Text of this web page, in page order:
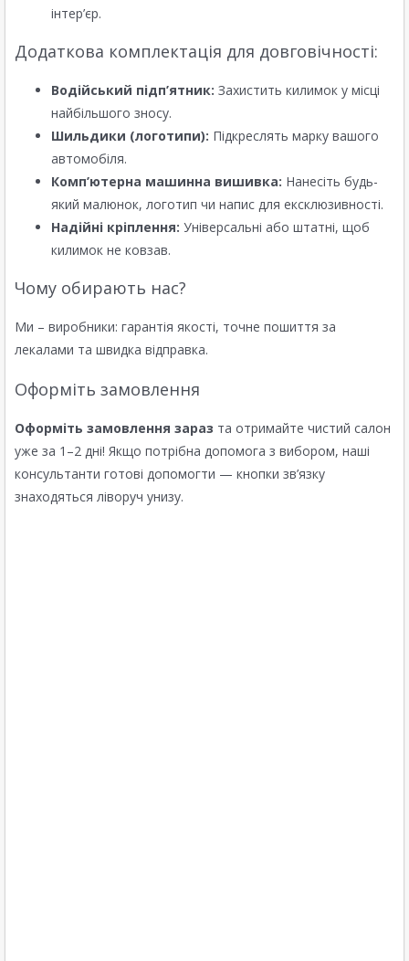
інтер’єр.
Додаткова комплектація для довговічності:
Водійський підп’ятник: Захистить килимок у місці
найбільшого зносу.
Шильдики (логотипи): Підкреслять марку вашого
автомобіля.
Комп’ютерна машинна вишивка: Нанесіть будь-
який малюнок, логотип чи напис для ексклюзивності.
Надійні кріплення: Універсальні або штатні, щоб
килимок не ковзав.
Чому обирають нас?
Ми – виробники: гарантія якості, точне пошиття за
лекалами та швидка відправка.
Оформіть замовлення
Оформіть замовлення зараз та отримайте чистий салон
уже за 1–2 дні! Якщо потрібна допомога з вибором, наші
консультанти готові допомогти — кнопки зв’язку
знаходяться ліворуч унизу.